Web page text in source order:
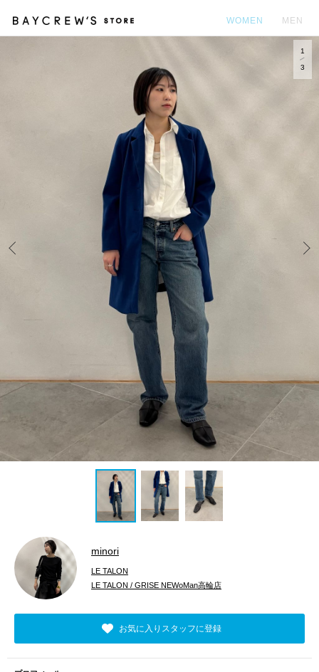
WOMEN MEN
1
3
minori
LE TALON
LE TALON / GRISE NEWoMan高輪店
お気に入りスタッフに登録